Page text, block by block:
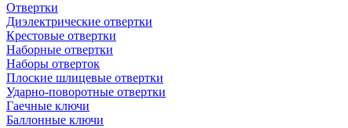
Отвертки
Диэлектрические отвертки
Крестовые отвертки
Наборные отвертки
Наборы отверток
Плоские шлицевые отвертки
Ударно-поворотные отвертки
Гаечные ключи
Баллонные ключи